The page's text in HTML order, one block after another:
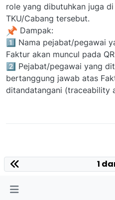
role yang dibutuhkan juga di
TKU/Cabang tersebut.
Dampak:
1️⃣ Nama pejabat/pegawai
Faktur akan muncul pada
2️⃣ Pejabat/pegawai yang
bertanggung jawab atas
ditandatangani (traceability
1